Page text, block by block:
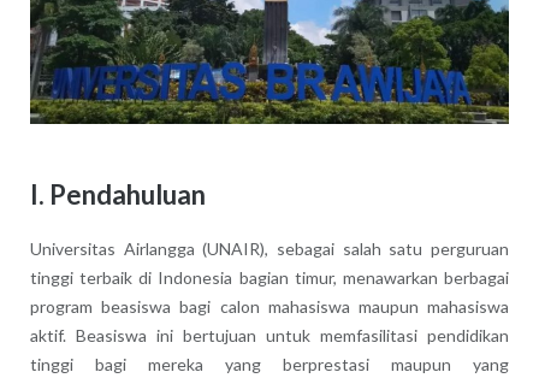
I. Pendahuluan
Universitas Airlangga (UNAIR), sebagai salah satu perguruan
tinggi terbaik di Indonesia bagian timur, menawarkan berbagai
program beasiswa bagi calon mahasiswa maupun mahasiswa
aktif. Beasiswa ini bertujuan untuk memfasilitasi pendidikan
tinggi bagi mereka yang berprestasi maupun yang